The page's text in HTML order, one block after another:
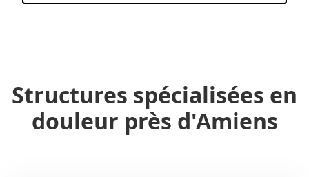
Structures spécialisées en
douleur près d'Amiens